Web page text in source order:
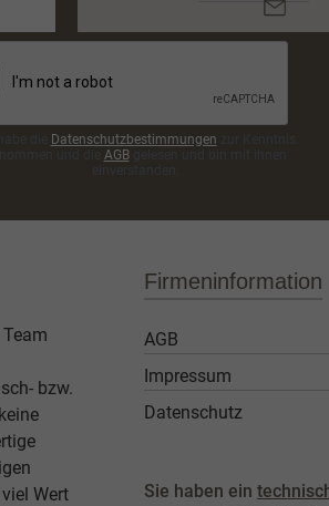
Datenschutzbestimmungen
AGBgelesen und bin mit ihnen
bzw.
Wert
Firmeninformation
AGB
Impressum
Datenschutz
Sie haben ein